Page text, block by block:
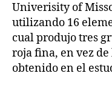
Univerisity of
utilizando 16
cual produjo tres
roja fina, en vez de
obtenido en el